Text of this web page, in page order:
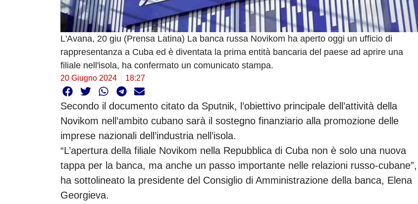
L'Avana, 20 giu (Prensa Latina) La banca russa Novikom ha aperto oggi un ufficio di
rappresentanza a Cuba ed è diventata la prima entità bancaria del paese ad aprire una
filiale nell'isola, ha confermato un comunicato stampa.
20 Giugno 2024 18:27
Secondo il documento citato da Sputnik, l’obiettivo principale dell’attività della
Novikom nell’ambito cubano sarà il sostegno finanziario alla promozione delle
imprese nazionali dell’industria nell’isola.
“L’apertura della filiale Novikom nella Repubblica di Cuba non è solo una nuova
tappa per la banca, ma anche un passo importante nelle relazioni russo-cubane”,
ha sottolineato la presidente del Consiglio di Amministrazione della banca, Elena
Georgieva.